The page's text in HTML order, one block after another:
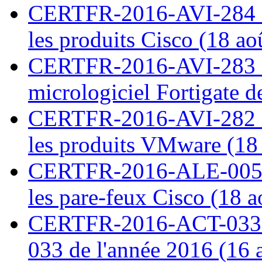
CERTFR-2016-AVI-
les produits Cisco (18
CERTFR-2016-AVI-
micrologiciel Fortigate
CERTFR-2016-AVI-
les produits VMware
CERTFR-2016-ALE-
les pare-feux Cisco (18
CERTFR-2016-ACT-
033 de l'année 2016 (16